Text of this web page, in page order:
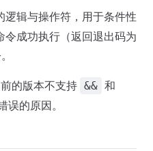
逻辑与操作符，用于条件性
令成功执行（返回退出码为
的版本不支持 && 和
误的原因。